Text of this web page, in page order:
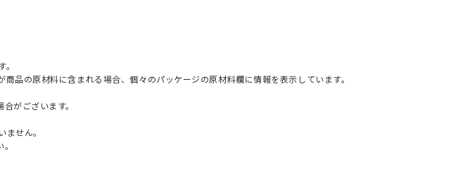
品の原材料に含まれる場合、個々のパッケージの原材料欄に情報を表示しています。
がございます。
せん。